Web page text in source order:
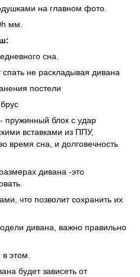
на главном фото.
мм.
сна.
не раскладывая дивана
постели
пружинный блок с удар
вставками из ППУ,
время сна, и долговечность
дивана -это
что позволит сохранить их
дивана, важно правильно
этом.
будет зависеть от